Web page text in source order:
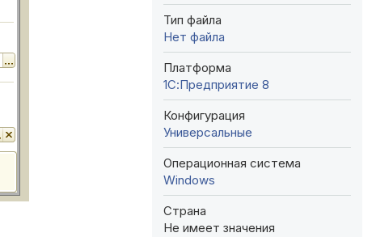
Тип файла
Нет файла
Платформа
1С:Предприятие 8
Конфигурация
Универсальные
Операционная система
Windows
Страна
Не имеет значения